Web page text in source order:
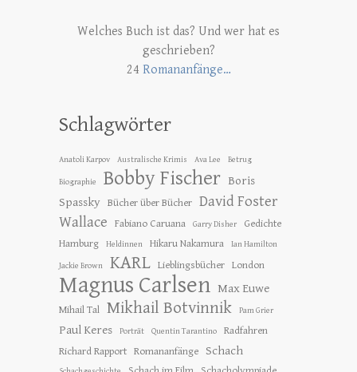
Welches Buch ist das? Und wer hat es
geschrieben?
24 Romananfänge…
Schlagwörter
Anatoli Karpov Australische Krimis Ava Lee Betrug
Biographie Bobby Fischer Boris
Spassky Bücher über Bücher David Foster
Wallace
Fabiano Caruana Garry Disher
Gedichte
Hamburg
Heldinnen Hikaru Nakamura Ian Hamilton
Jackie Brown KARL Lieblingsbücher London
Magnus Carlsen Max Euwe
Mihail Tal Mikhail Botvinnik Pam Grier
Paul Keres Porträt Quentin Tarantino
Radfahren
Richard Rapport Romananfänge Schach